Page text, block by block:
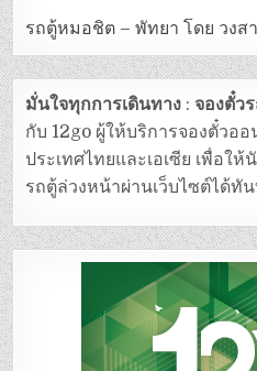
รถตู้หมอชิต – พัทยา โดย วงส
มั่นใจทุกการเดินทาง :จองตั๋ว
กับ 12go ผู้ให้บริการจองตั๋วอ
ประเทศไทยและเอเซีย เพื่อใ
รถตู้ล่วงหน้าผ่านเว็บไซต์ได้ทั